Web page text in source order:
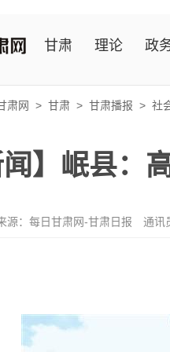
甘肃 理论 政
肃网 > 甘肃 > 甘肃播报 > 社
闻】岷县：
源：每日甘肃网-甘肃日报 通讯